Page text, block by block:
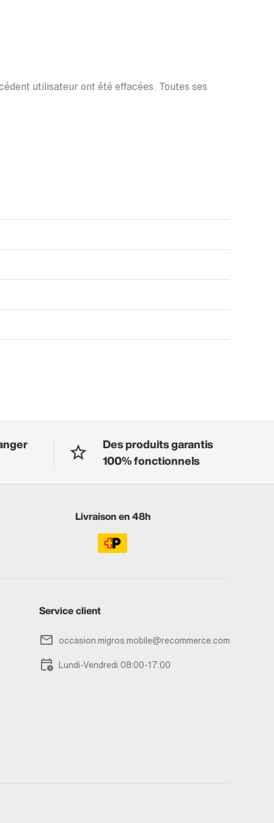
utilisateur ont été effacées. Toutes ses
Des produits garantis
100% fonctionnels
Livraison en 48h
Service client
occasion.migros.mobile@recommerce.com
Lundi-Vendredi 08:00-17:00